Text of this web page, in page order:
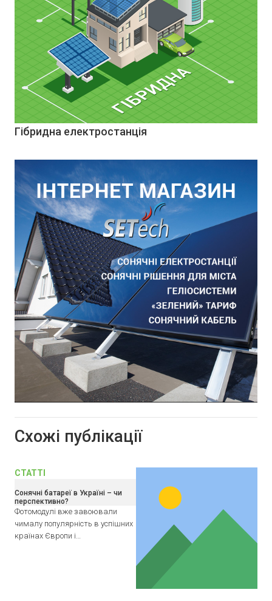
Гібридна електростанція
Схожі публікації
СТАТТІ
Сонячні батареї в Україні – чи
перспективно?
Фотомодулі вже завоювали
чималу популярність в успішних
країнах Європи і…